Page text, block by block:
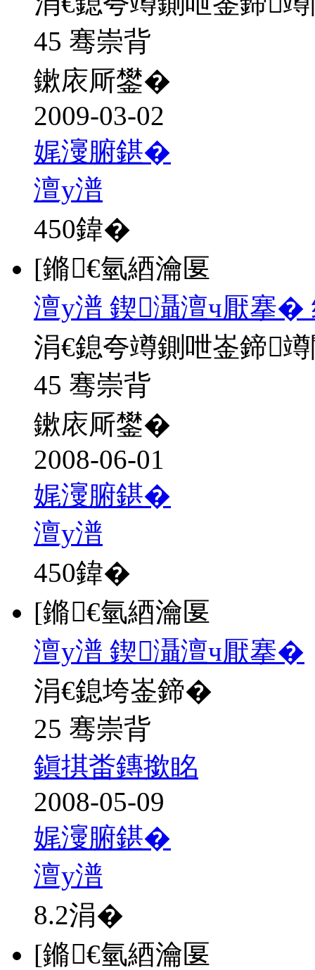
45 骞崇背
鏉庡厛鐢�
2009-03-02
娓濅腑鍖�
澶у潽
450鍏�
[鏅€氫綇瀹匽
澶у潽 鍥灄澶ч厭搴
涓€鎴夸竴鍘呭崟鍗
45 骞崇背
鏉庡厛鐢�
2008-06-01
娓濅腑鍖�
澶у潽
450鍏�
[鏅€氫綇瀹匽
澶у潽 鍥灄澶ч厭搴�
涓€鎴垮崟鍗�
25 骞崇背
鎭掑畨鏄撳眳
2008-05-09
娓濅腑鍖�
澶у潽
8.2涓�
[鏅€氫綇瀹匽